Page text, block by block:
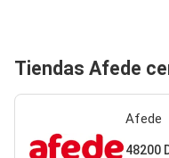
Tiendas Afede
Afede
48200